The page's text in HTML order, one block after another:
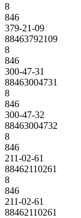
8
846
379-21-09
88463792109
8
846
300-47-31
88463004731
8
846
300-47-32
88463004732
8
846
211-02-61
88462110261
8
846
211-02-61
88462110261